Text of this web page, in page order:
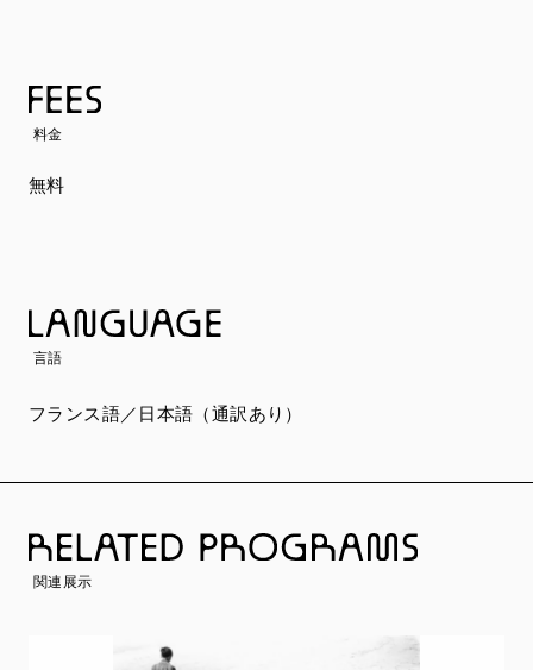
料金
無料
言語
フランス語／日本語（通訳あり）
関連展示